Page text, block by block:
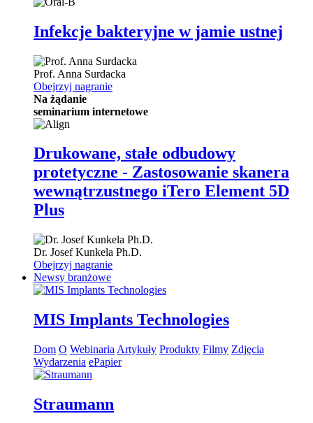
Infekcje bakteryjne w jamie ustnej
Prof. Anna Surdacka
Obejrzyj nagranie
Na żądanie
seminarium internetowe
Drukowane, stałe odbudowy
protetyczne - Zastosowanie skanera
wewnątrzustnego iTero Element 5D
Plus
Dr. Josef Kunkela Ph.D.
Obejrzyj nagranie
Newsy branżowe
MIS Implants Technologies
Dom O Webinaria Artykuły Produkty Filmy Zdjęcia
Wydarzenia ePapier
Straumann